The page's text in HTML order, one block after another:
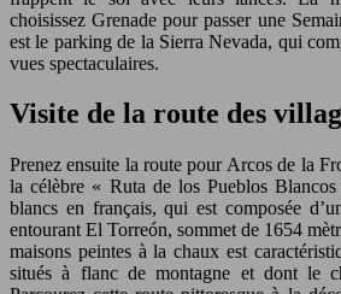
choisissez Grenade pour passer une
est le parking de la Sierra Nevada, qui
vues spectaculaires.
Visite de la route des
Prenez ensuite la route pour Arcos de la
la célèbre « Ruta de los Pueblos
blancs en français, qui est composée
entourant El Torreón, sommet de 1654
maisons peintes à la chaux est
situés à flanc de montagne et dont le